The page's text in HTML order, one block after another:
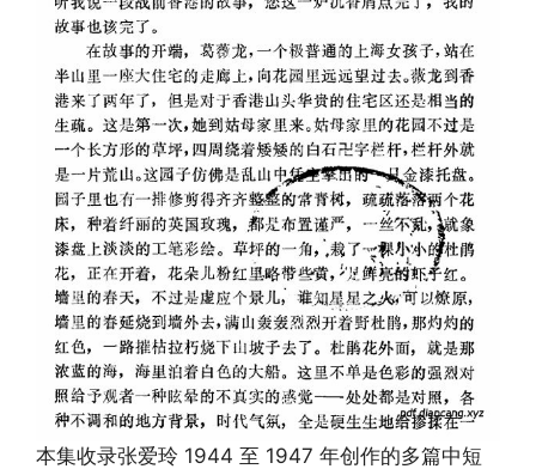
本集收录张爱玲 1944 至 1947 年创作的多篇中短